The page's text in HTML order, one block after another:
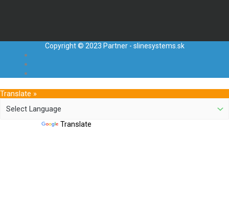
Copyright © 2023 Partner - slinesystems.sk
Translate »
Translate